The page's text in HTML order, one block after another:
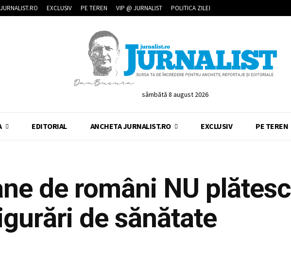
EXCLUSIV PE TEREN VIP @ JURNALIST POLITICA ZILEI
sâmbătă 8 august 2026
EDITORIAL ANCHETA JURNALIST.RO EXCLUSIV PE TEREN
de români NU plătesc
de sănătate